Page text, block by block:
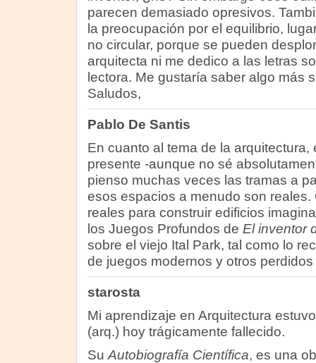
parecen demasiado opresivos.
la preocupación por el equilibrio,
no circular, porque se pueden
arquitecta ni me dedico a las letras
lectora. Me gustaría saber algo más
Saludos,
Pablo De Santis
En cuanto al tema de la
presente -aunque no sé
pienso muchas veces las tramas a
esos espacios a menudo son
reales para construir edificios
los Juegos Profundos de El inventor
sobre el viejo Ital Park, tal como lo
de juegos modernos y otros
starosta
Mi aprendizaje en Arquitectura
(arq.) hoy trágicamente fallecido.
Su Autobiografía Científica, es una